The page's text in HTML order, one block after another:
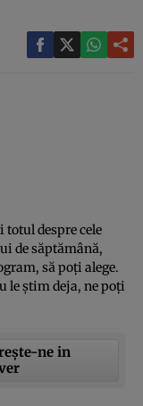
totul despre cele
de săptămână,
să poţi alege.
le ştim deja, ne poţi
ne in